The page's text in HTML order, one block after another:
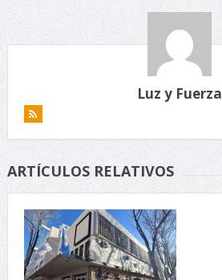
Luz y Fuerza
ARTÍCULOS RELATIVOS